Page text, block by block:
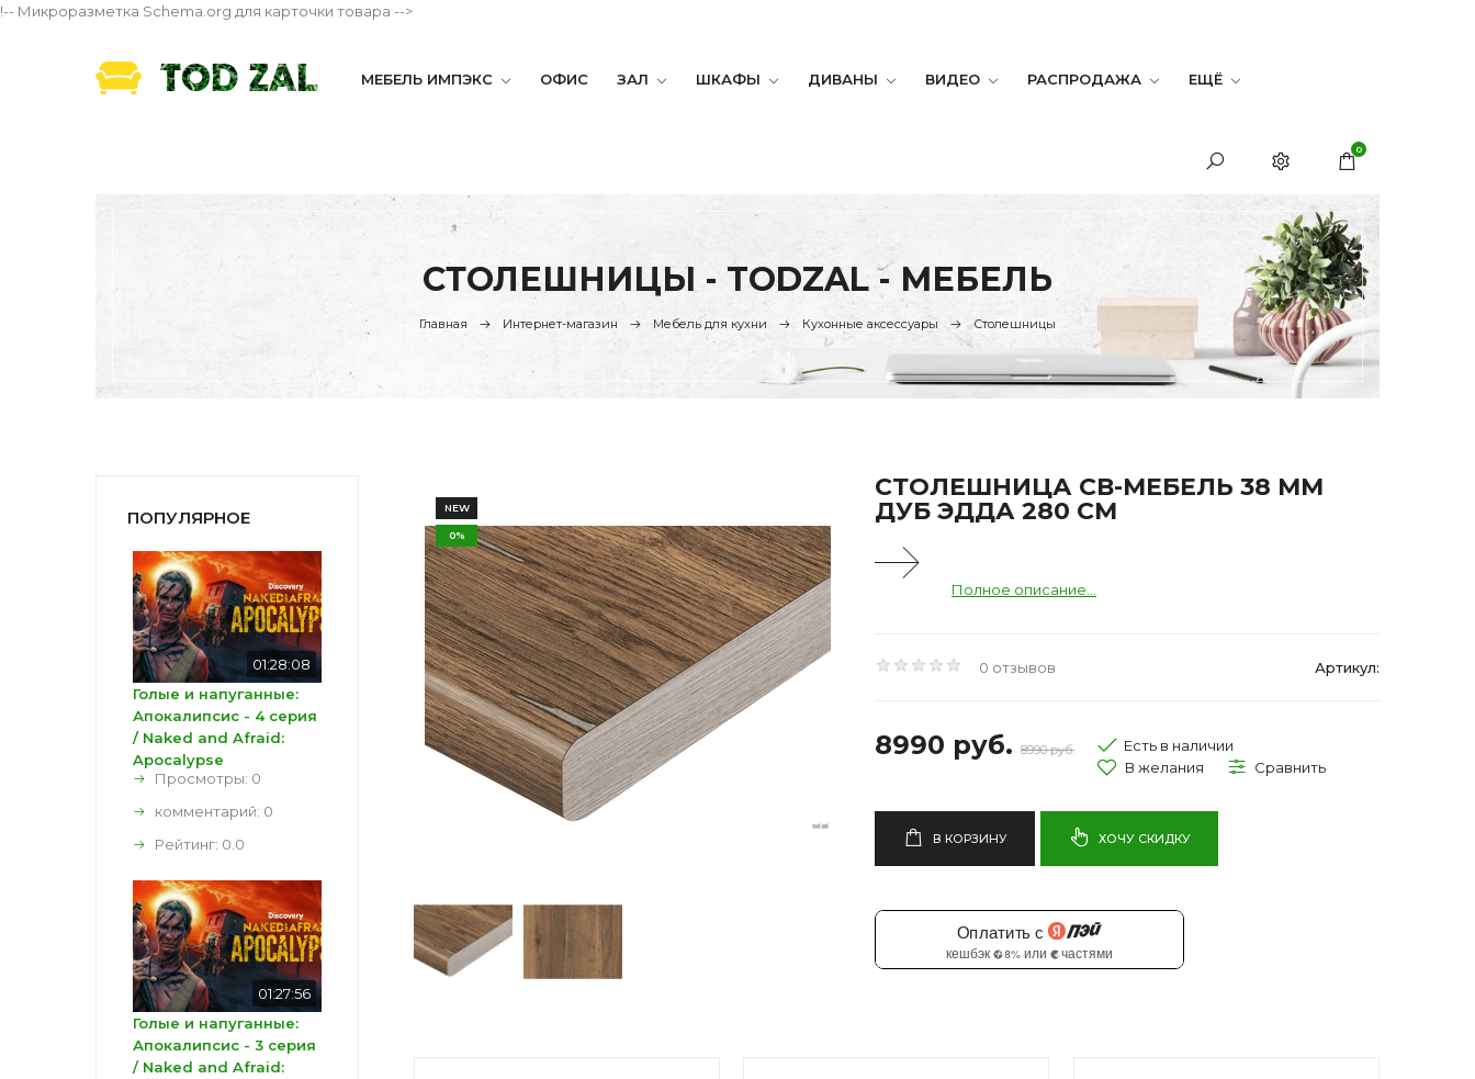
!-- Микроразметка Schema.org для карточки товара -->
МЕБЕЛЬ ИМПЭКС ОФИС ЗАЛ ШКАФЫ ДИВАНЫ ВИДЕО РАСПРОДАЖА ЕЩЁ
0
СТОЛЕШНИЦЫ - TODZAL - МЕБЕЛЬ
Главная Интернет-магазин Мебель для кухни Кухонные аксессуары Столешницы
NEW
0%
СТОЛЕШНИЦА СВ-МЕБЕЛЬ 38 ММ
ДУБ ЭДДА 280 СМ
Полное описание...
0 отзывов Артикул:
8990 руб. 8990 руб. Есть в наличии
В КОРЗИНУ ХОЧУ СКИДКУ
ПОПУЛЯРНОЕ
01:28:08
Голые и напуганные:
Апокалипсис - 4 серия
/ Naked and Afraid:
Apocalypse
Просмотры: 0
комментарий: 0
Рейтинг: 0.0
01:27:56
Голые и напуганные:
Апокалипсис - 3 серия
/ Naked and Afraid: